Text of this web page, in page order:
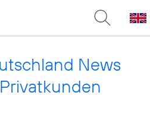
News